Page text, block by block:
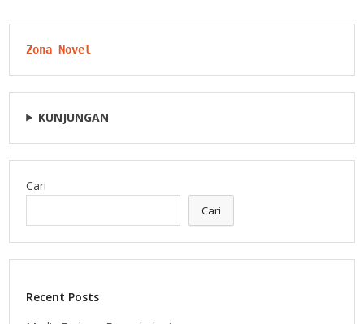
Zona Novel
KUNJUNGAN
Cari
Cari
Recent Posts